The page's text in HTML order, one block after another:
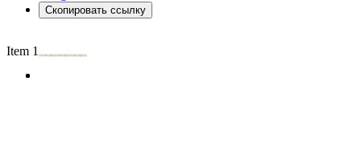
Скопировать ссылку
Item 1 of 3